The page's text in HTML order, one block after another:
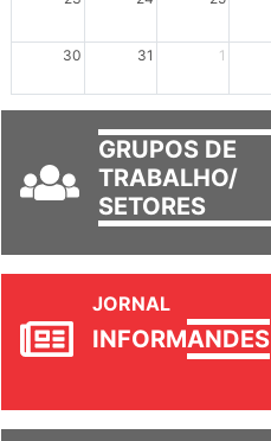
30 31 1
GRUPOS DE
TRABALHO/
SETORES
JORNAL
INFORMANDES